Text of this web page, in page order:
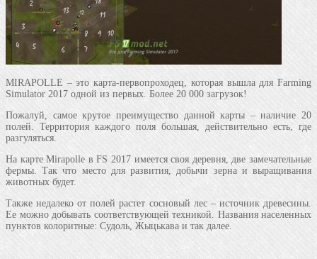
MIRAPOLLE – это карта-первопроходец, которая вышла для Farming
Simulator 2017 одной из первых. Более 20 000 загрузок!
Пожалуй, самое крутое преимущество данной карты – наличие 20
полей. Территория каждого поля большая, действительно есть, где
разгуляться.
На карте Mirapolle в FS 2017 имеется своя деревня, две замечательные
фермы. Так что место для развития, добычи зерна и выращивания
животных будет.
Также недалеко от полей растет сосновый лес – источник древесины.
Ее можно добывать соответствующей техникой. Названия населенных
пунктов колоритные: Судоль, Жыцькава и так далее.